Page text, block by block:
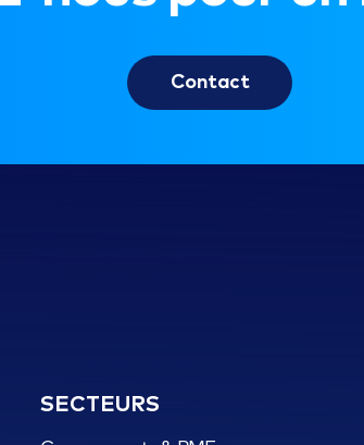
Contact
SECTEURS